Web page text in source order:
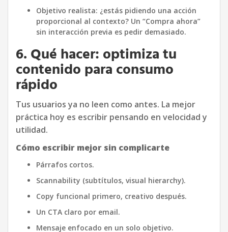
Objetivo realista: ¿estás pidiendo una acción
proporcional al contexto? Un “Compra ahora”
sin interacción previa es pedir demasiado.
6. Qué hacer: optimiza tu
contenido para consumo
rápido
Tus usuarios ya no leen como antes. La mejor
práctica hoy es escribir pensando en velocidad y
utilidad.
Cómo escribir mejor sin complicarte
Párrafos cortos.
Scannability (subtítulos, visual hierarchy).
Copy funcional primero, creativo después.
Un CTA claro por email.
Mensaje enfocado en un solo objetivo.